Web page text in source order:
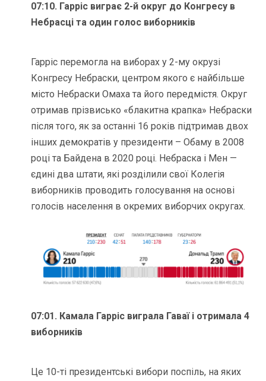
07:10. Гарріс виграє 2-й округ до Конгресу в
Небрасці та один голос виборників
Гарріс перемогла на виборах у 2-му окрузі
Конгресу Небраски, центром якого є найбільше
місто Небраски Омаха та його передмістя. Округ
отримав прізвисько «блакитна крапка» Небраски
після того, як за останні 16 років підтримав двох
інших демократів у президенти – Обаму в 2008
році та Байдена в 2020 році. Небраска і Мен —
єдині два штати, які розділили свої Колегія
виборників проводить голосування на основі
голосів населення в окремих виборчих округах.
07:01. Камала Гарріс виграла Гаваї і отримала 4
виборників
Це 10-ті президентські вибори поспіль, на яких